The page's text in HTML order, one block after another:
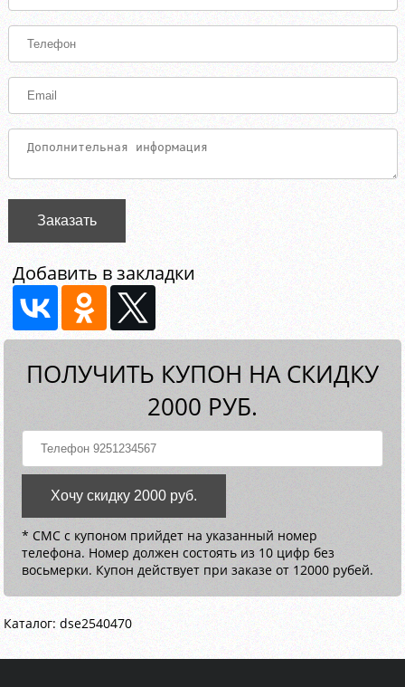
Заказать
Добавить в закладки
ПОЛУЧИТЬ КУПОН НА СКИДКУ
2000 РУБ.
Хочу скидку 2000 руб.
* СМС с купоном прийдет на указанный номер
телефона. Номер должен состоять из 10 цифр без
восьмерки. Купон действует при заказе от 12000 рубей.
Каталог: dse2540470